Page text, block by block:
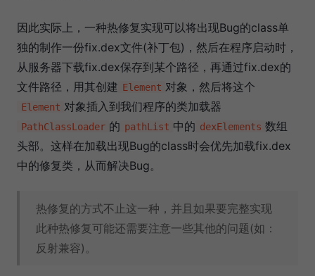
因此实际上，一种热修复实现可以将出现Bug的class单
独的制作一份fix.dex文件(补丁包)，然后在程序启动时，
从服务器下载fix.dex保存到某个路径，再通过fix.dex的
文件路径，用其创建 Element 对象，然后将这个
Element 对象插入到我们程序的类加载器
PathClassLoader 的 pathList 中的 dexElements 数组
头部。这样在加载出现Bug的class时会优先加载fix.dex
中的修复类，从而解决Bug。
热修复的方式不止这一种，并且如果要完整实现
此种热修复可能还需要注意一些其他的问题(如：
反射兼容)。